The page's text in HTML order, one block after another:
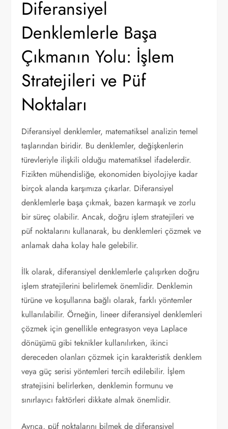
Diferansiyel
Denklemlerle Başa
Çıkmanın Yolu: İşlem
Stratejileri ve Püf
Noktaları
Diferansiyel denklemler, matematiksel analizin temel
taşlarından biridir. Bu denklemler, değişkenlerin
türevleriyle ilişkili olduğu matematiksel ifadelerdir.
Fizikten mühendisliğe, ekonomiden biyolojiye kadar
birçok alanda karşımıza çıkarlar. Diferansiyel
denklemlerle başa çıkmak, bazen karmaşık ve zorlu
bir süreç olabilir. Ancak, doğru işlem stratejileri ve
püf noktalarını kullanarak, bu denklemleri çözmek ve
anlamak daha kolay hale gelebilir.
İlk olarak, diferansiyel denklemlerle çalışırken doğru
işlem stratejilerini belirlemek önemlidir. Denklemin
türüne ve koşullarına bağlı olarak, farklı yöntemler
kullanılabilir. Örneğin, lineer diferansiyel denklemleri
çözmek için genellikle entegrasyon veya Laplace
dönüşümü gibi teknikler kullanılırken, ikinci
dereceden olanları çözmek için karakteristik denklem
veya güç serisi yöntemleri tercih edilebilir. İşlem
stratejisini belirlerken, denklemin formunu ve
sınırlayıcı faktörleri dikkate almak önemlidir.
Ayrıca, püf noktalarını bilmek de diferansiyel